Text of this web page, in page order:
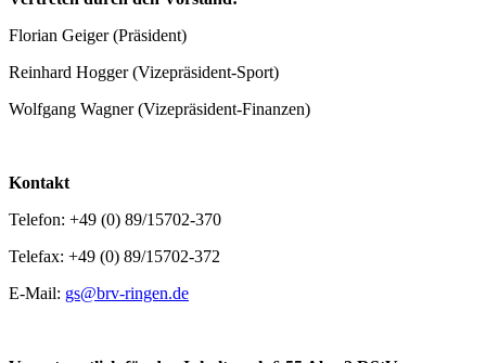
Florian Geiger (Präsident)
Reinhard Hogger (Vizepräsident-Sport)
Wolfgang Wagner (Vizepräsident-Finanzen)
Kontakt
Telefon: +49 (0) 89/15702-370
Telefax: +49 (0) 89/15702-372
E-Mail: gs@brv-ringen.de